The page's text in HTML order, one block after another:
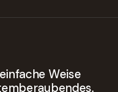
Weise